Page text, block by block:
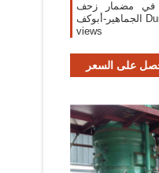
مضمار زحف
الجماهير-أبوكف Duration: 0:56. shaker abo kaf 814
views
على السعر